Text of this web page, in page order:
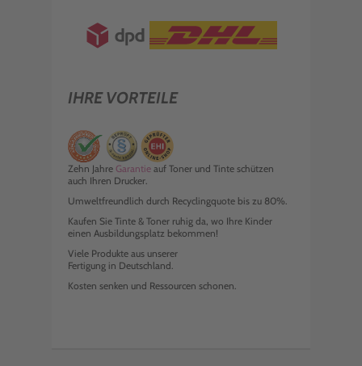
IHRE VORTEILE
Zehn Jahre Garantie auf Toner und Tinte schützen
auch Ihren Drucker.
Umweltfreundlich durch Recyclingquote bis zu 80%.
Kaufen Sie Tinte & Toner ruhig da, wo Ihre Kinder
einen Ausbildungsplatz bekommen!
Viele Produkte aus unserer
Fertigung in Deutschland.
Kosten senken und Ressourcen schonen.